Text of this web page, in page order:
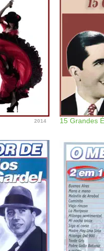
2014